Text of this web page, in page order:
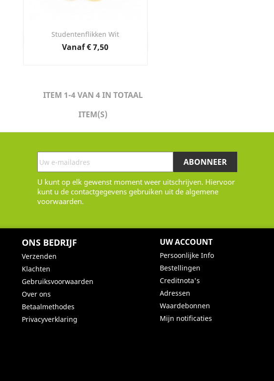
Studentenflikken Wit
VanafPrijs
€ 7,50
 Snel bekijken
ITEM 1-4 VAN 4 IN TOTAAL
ITEM(S)
U kunt op elk gewenst moment weer uitschrijven. Hiervoor
kunt u de contactgegevens gebruiken uit de algemene
voorwaarden.
ONS BEDRIJF
Verzenden
Klachten
Gebruiksvoorwaarden
Over ons
Betaalmethodes
Privacyverklaring
UW ACCOUNT
Persoonlijke Info
Bestellingen
Creditnota's
Adressen
Waardebonnen
Mijn notificaties